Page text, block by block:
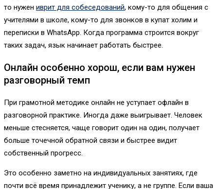
то нужен иврит для собеседований, кому-то для общения с
учителями в школе, кому-то для звонков в купат холим и
переписки в WhatsApp. Когда программа строится вокруг
таких задач, язык начинает работать быстрее.
Онлайн особенно хорош, если вам нужен
разговорный темп
При грамотной методике онлайн не уступает офлайн в
разговорной практике. Иногда даже выигрывает. Человек
меньше стесняется, чаще говорит один на один, получает
больше точечной обратной связи и быстрее видит
собственный прогресс.
Это особенно заметно на индивидуальных занятиях, где
почти всё время принадлежит ученику, а не группе. Если ваша